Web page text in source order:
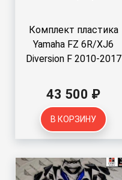
Комплект пластика
Yamaha FZ 6R/XJ6
Diversion F 2010-2017
43 500 ₽
В КОРЗИНУ